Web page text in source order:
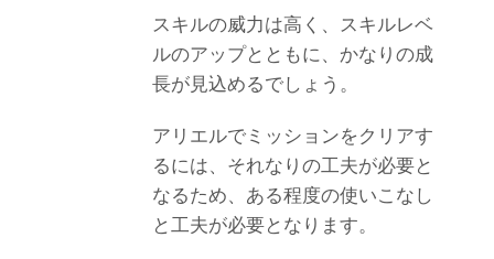
スキルの威力は高く、スキルレベ
ルのアップとともに、かなりの成
長が見込めるでしょう。
アリエルでミッションをクリアす
るには、それなりの工夫が必要と
なるため、ある程度の使いこなし
と工夫が必要となります。